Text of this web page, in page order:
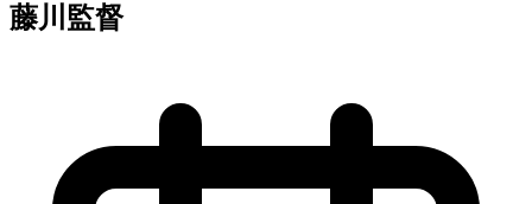
藤川監督